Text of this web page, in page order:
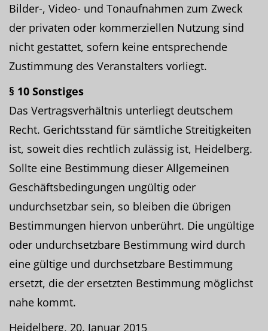
Bilder-, Video- und Tonaufnahmen zum Zweck
der privaten oder kommerziellen Nutzung sind
nicht gestattet, sofern keine entsprechende
Zustimmung des Veranstalters vorliegt.
§ 10 Sonstiges
Das Vertragsverhältnis unterliegt deutschem
Recht. Gerichtsstand für sämtliche Streitigkeiten
ist, soweit dies rechtlich zulässig ist, Heidelberg.
Sollte eine Bestimmung dieser Allgemeinen
Geschäftsbedingungen ungültig oder
undurchsetzbar sein, so bleiben die übrigen
Bestimmungen hiervon unberührt. Die ungültige
oder undurchsetzbare Bestimmung wird durch
eine gültige und durchsetzbare Bestimmung
ersetzt, die der ersetzten Bestimmung möglichst
nahe kommt.
Heidelberg, 20. Januar 2015